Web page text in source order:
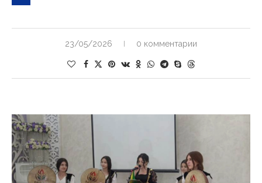
23/05/2026 0 комментарии